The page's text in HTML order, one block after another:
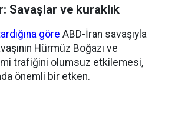
Savaşlar ve kuraklık
göre ABD-İran savaşıyla
Hürmüz Boğazı ve
trafiğini olumsuz etkilemesi,
önemli bir etken.